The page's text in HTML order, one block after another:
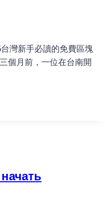
灣新手必讀的免費區塊
個月前，一位在台南開